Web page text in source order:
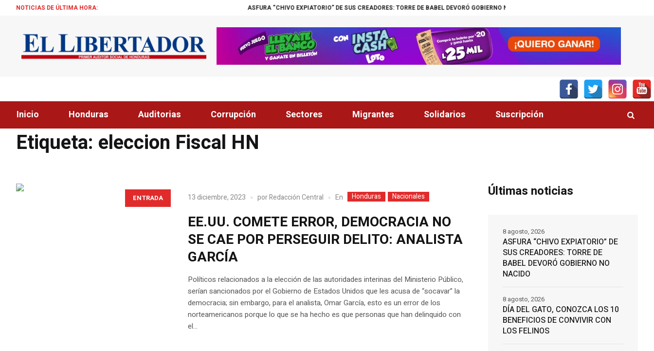
NOTICIAS DE ÚLTIMA HORA: ASFURA “CHIVO EXPIATORIO” DE SUS CREADORES: TORRE DE BABEL DEVORÓ GOBIERNO NO NACIDO
Inicio Honduras Auditorias Corrupción Sectores Migrantes Solidarios Suscripción
Etiqueta: eleccion Fiscal HN
ENTRADA 13 diciembre, 2023 porRedacción Central En Honduras Nacionales
EE.UU. COMETE ERROR, DEMOCRACIA NO
SE CAE POR PERSEGUIR DELITO: ANALISTA
GARCÍA
Políticos relacionados a la elección de las autoridades interinas del Ministerio Público,
serían sancionados por el Gobierno de Estados Unidos que les acusa de “socavar” la
democracia; sin embargo, para el analista, Omar García, esto es un error de los
norteamericanos porque lo que se ha hecho es que personas que han delinquido con
el...
Últimas noticias
ASFURA “CHIVO EXPIATORIO” DE
SUS CREADORES: TORRE DE
BABEL DEVORÓ GOBIERNO NO
NACIDO
8 agosto, 2026
DÍA DEL GATO, CONOZCA LOS 10
BENEFICIOS DE CONVIVIR CON
LOS FELINOS
8 agosto, 2026